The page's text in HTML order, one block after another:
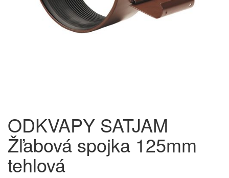
ODKVAPY SATJAM
Žľabová spojka 125mm
tehlová